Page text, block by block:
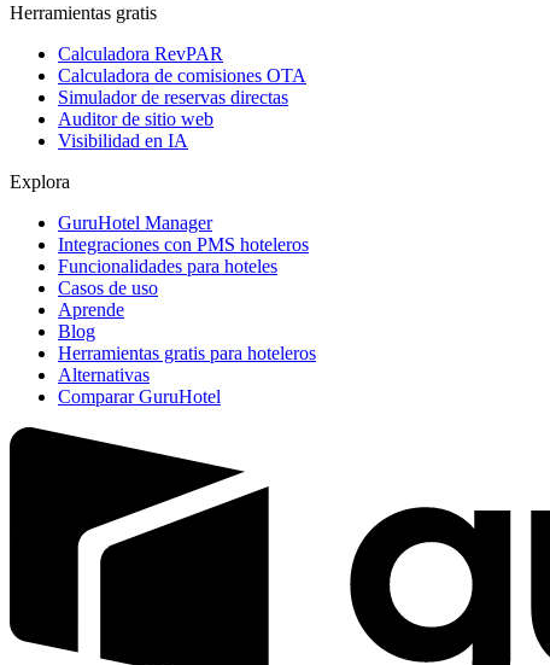
Herramientas gratis
Calculadora RevPAR
Calculadora de comisiones OTA
Simulador de reservas directas
Auditor de sitio web
Visibilidad en IA
Explora
GuruHotel Manager
Integraciones con PMS hoteleros
Funcionalidades para hoteles
Casos de uso
Aprende
Blog
Herramientas gratis para hoteleros
Alternativas
Comparar GuruHotel